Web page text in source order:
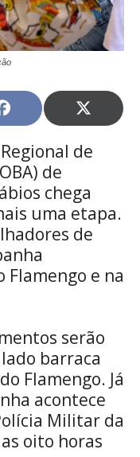
Share
on
Facebook
Share
on
X
de
de
chega
uma etapa.
de
Flamengo e na
serão
barraca
Flamengo. Já
acontece
Militar da
oito horas